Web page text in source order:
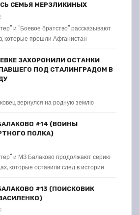
СЕМЬЯ МЕРЗЛИКИНЫХ
и "Боевое братство" рассказывают
которые прошли Афганистан
ЗАХОРОНИЛИ ОСТАНКИ
ПОД СТАЛИНГРАДОМ В
вернулся на родную землю
#14 (ВОИНЫ
ПОЛКА)
и МЗ Балаково продолжают серию
которые оставили след в истории
#13 (ПОИСКОВИК